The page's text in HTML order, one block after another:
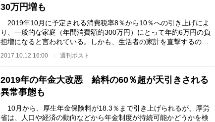
30万円増も
2019年10月に予定される消費税率8％から10％への引き上げによ
り、一般的な家庭（年間消費額約300万円）にとって年約6万円の負
担増になると言われている。しかも、生活者の家計を直撃するのは
消費増税だけではない…
2017.10.12 16:00 週刊ポスト
2019年の年金大改悪 給料の60％超が天引きされる
異常事態も
10月から、厚生年金保険料が18.3％まで引き上げられるが、厚労
省は、人口や経済の動向などから年金制度が持続可能かどうかを検